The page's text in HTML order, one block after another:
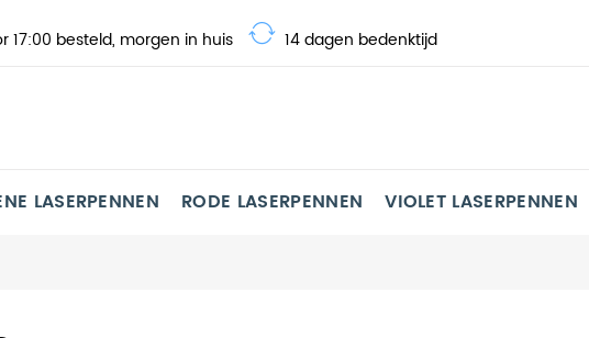
17:00 besteld, morgen in huis 14 dagen bedenktijd
LASERPENNEN RODE LASERPENNEN VIOLET LASERPENNEN